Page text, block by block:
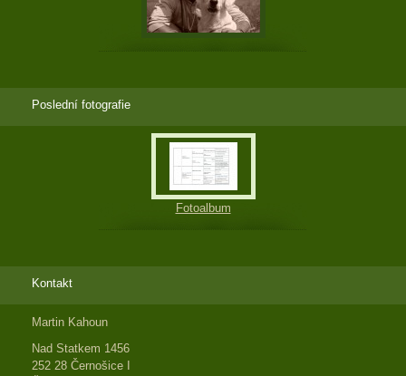
Poslední fotografie
Fotoalbum
Kontakt
Martin Kahoun
Nad Statkem 1456
252 28 Černošice I